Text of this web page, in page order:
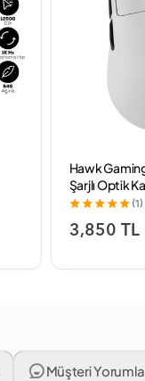
Hawk
Şarjlı Optik
Oyuncu
(1)
3,850 TL
Müşteri